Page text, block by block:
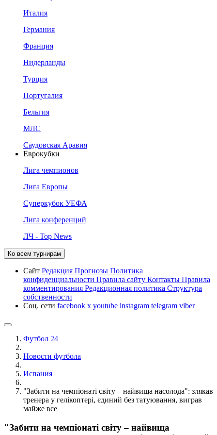
Италия
Германия
Франция
Нидерланды
Турция
Португалия
Бельгия
МЛС
Саудовская Аравия
Еврокубки
Лига чемпионов
Лига Европы
Суперкубок УЕФА
Лига конференций
ЛЧ - Top News
Ко всем турнирам
Сайт Редакция Прогнозы Политика
конфиденциальности Правила сайту Контакты Правила
комментирования Редакционная политика Структура
собственности
Соц. сети facebook x youtube instagram telegram viber
Футбол 24
Новости футбола
Испания
"Забити на чемпіонаті світу – найвища насолода": злякав
тренера у гелікоптері, єдиний без татуювання, виграв
майже все
"Забити на чемпіонаті світу – найвища